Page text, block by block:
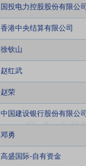
国投电力控股股份有限公司
香港中央结算有限公司
徐钦山
赵红武
赵荣
中国建设银行股份有限公
邓勇
高盛国际-自有资金